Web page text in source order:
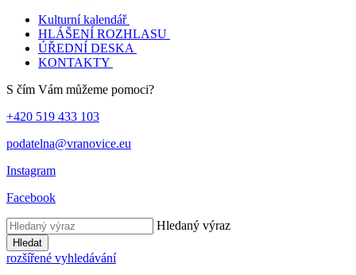
Kulturní kalendář
HLÁŠENÍ ROZHLASU
ÚŘEDNÍ DESKA
KONTAKTY
S čím Vám můžeme pomoci?
+420 519 433 103
podatelna@vranovice.eu
Instagram
Facebook
Hledaný výraz
Hledat
rozšířené vyhledávání